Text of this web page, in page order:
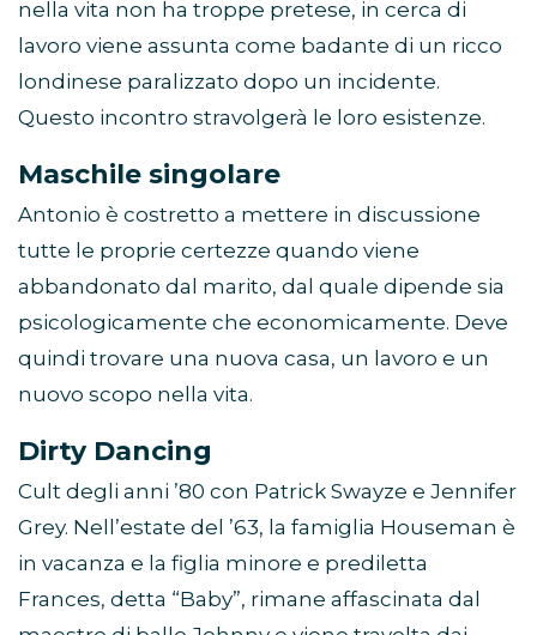
nella vita non ha troppe pretese, in cerca di
lavoro viene assunta come badante di un ricco
londinese paralizzato dopo un incidente.
Questo incontro stravolgerà le loro esistenze.
Maschile singolare
Antonio è costretto a mettere in discussione
tutte le proprie certezze quando viene
abbandonato dal marito, dal quale dipende sia
psicologicamente che economicamente. Deve
quindi trovare una nuova casa, un lavoro e un
nuovo scopo nella vita.
Dirty Dancing
Cult degli anni ’80 con Patrick Swayze e Jennifer
Grey. Nell’estate del ’63, la famiglia Houseman è
in vacanza e la figlia minore e prediletta
Frances, detta “Baby”, rimane affascinata dal